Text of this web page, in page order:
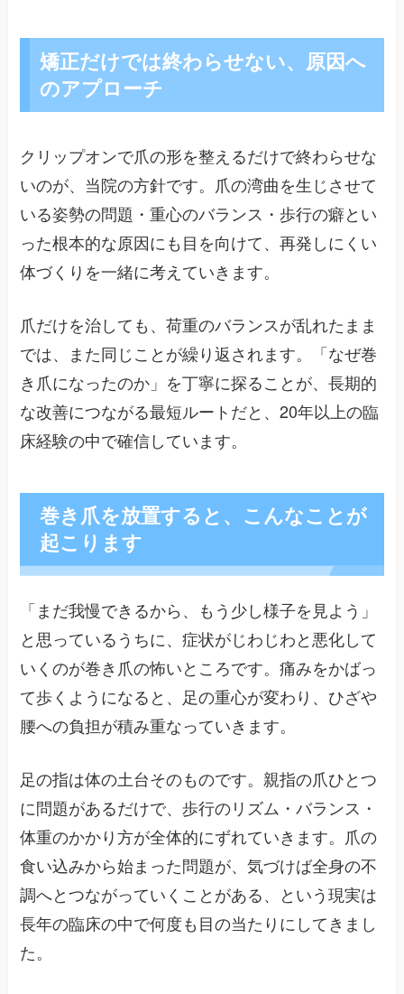
矯正だけでは終わらせない、原因へ
のアプローチ
クリップオンで爪の形を整えるだけで終わらせな
いのが、当院の方針です。爪の湾曲を生じさせて
いる姿勢の問題・重心のバランス・歩行の癖とい
った根本的な原因にも目を向けて、再発しにくい
体づくりを一緒に考えていきます。
爪だけを治しても、荷重のバランスが乱れたまま
では、また同じことが繰り返されます。「なぜ巻
き爪になったのか」を丁寧に探ることが、長期的
な改善につながる最短ルートだと、20年以上の臨
床経験の中で確信しています。
巻き爪を放置すると、こんなことが
起こります
「まだ我慢できるから、もう少し様子を見よう」
と思っているうちに、症状がじわじわと悪化して
いくのが巻き爪の怖いところです。痛みをかばっ
て歩くようになると、足の重心が変わり、ひざや
腰への負担が積み重なっていきます。
足の指は体の土台そのものです。親指の爪ひとつ
に問題があるだけで、歩行のリズム・バランス・
体重のかかり方が全体的にずれていきます。爪の
食い込みから始まった問題が、気づけば全身の不
調へとつながっていくことがある、という現実は
長年の臨床の中で何度も目の当たりにしてきまし
た。